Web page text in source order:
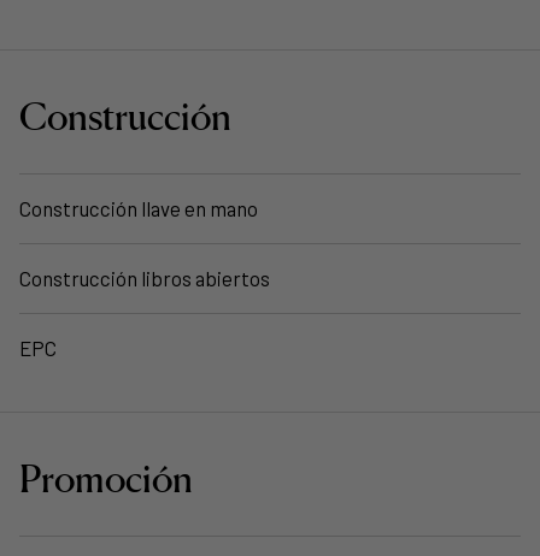
Construcción
Construcción llave en mano
Construcción libros abiertos
EPC
Promoción